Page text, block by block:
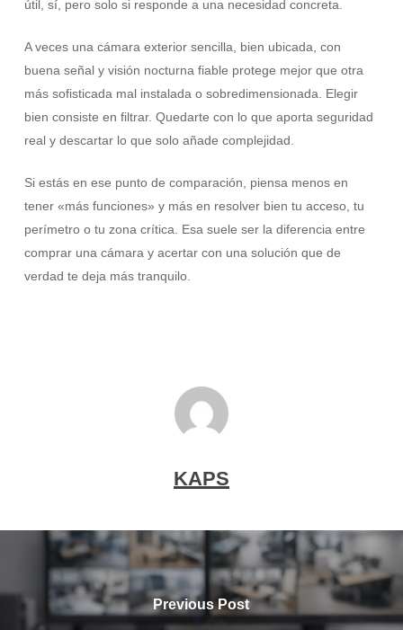
útil, sí, pero solo si responde a una necesidad concreta.
A veces una cámara exterior sencilla, bien ubicada, con
buena señal y visión nocturna fiable protege mejor que otra
más sofisticada mal instalada o sobredimensionada. Elegir
bien consiste en filtrar. Quedarte con lo que aporta seguridad
real y descartar lo que solo añade complejidad.
Si estás en ese punto de comparación, piensa menos en
tener «más funciones» y más en resolver bien tu acceso, tu
perímetro o tu zona crítica. Esa suele ser la diferencia entre
comprar una cámara y acertar con una solución que de
verdad te deja más tranquilo.
KAPS
Previous Post